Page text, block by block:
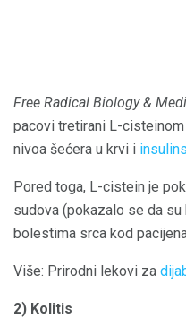
Free Radical Biology &
pacovi tretirani L-
nivoa šećera u krvi i
Pored toga, L-cistein je
sudova (pokazalo se da
bolestima srca kod
Više: Prirodni lekovi za
2) Kolitis